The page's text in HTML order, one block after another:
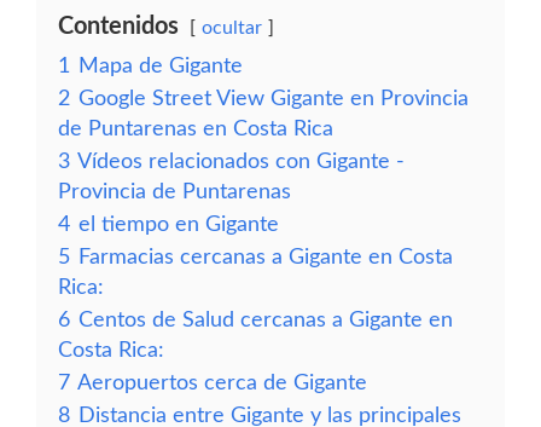
Contenidos ocultar
1
Mapa de Gigante
2 Google Street View Gigante en Provincia
de Puntarenas en Costa Rica
3 Vídeos relacionados con Gigante -
Provincia de Puntarenas
4 el tiempo en Gigante
5 Farmacias cercanas a Gigante en Costa
Rica:
6 Centos de Salud cercanas a Gigante en
Costa Rica:
7 Aeropuertos cerca de Gigante
8 Distancia entre Gigante y las principales